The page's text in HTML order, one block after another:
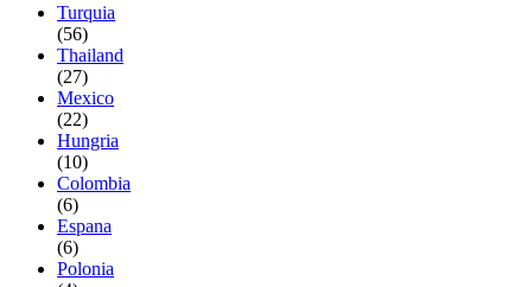
Turquia
(56)
Thailand
(27)
Mexico
(22)
Hungria
(10)
Colombia
(6)
Espana
(6)
Polonia